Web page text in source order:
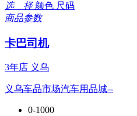
选 择 颜色 尺码
商品参数
卡巴司机
3年店 义乌
义乌车品市场汽车用品城--
0-1000